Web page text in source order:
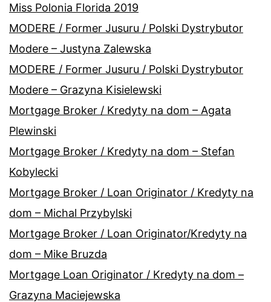
Miss Polonia Florida 2019
MODERE / Former Jusuru / Polski Dystrybutor
Modere – Justyna Zalewska
MODERE / Former Jusuru / Polski Dystrybutor
Modere – Grazyna Kisielewski
Mortgage Broker / Kredyty na dom – Agata
Plewinski
Mortgage Broker / Kredyty na dom – Stefan
Kobylecki
Mortgage Broker / Loan Originator / Kredyty na
dom – Michal Przybylski
Mortgage Broker / Loan Originator/Kredyty na
dom – Mike Bruzda
Mortgage Loan Originator / Kredyty na dom –
Grazyna Maciejewska